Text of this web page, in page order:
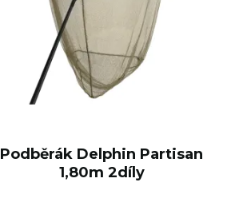
Podběrák Delphin Partisan
1,80m 2díly